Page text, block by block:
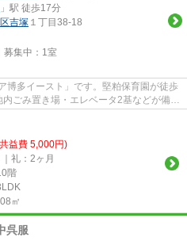
」駅 徒歩17分
吉塚 １丁目38-18
集中： 1室
博多イースト」です。堅粕保育園が徒歩
ごみ置き場・エレベータ2基などが備わ
益費 5,000円)
礼：2ヶ月
階
㎡
呉服